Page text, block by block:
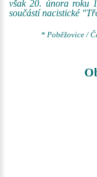
však 20. února roku
součástí nacistické
* Poběžovice /